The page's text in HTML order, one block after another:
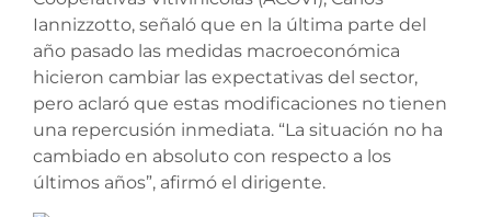
Iannizzotto, señaló que en la última parte del
año pasado las medidas macroeconómica
hicieron cambiar las expectativas del sector,
pero aclaró que estas modificaciones no tienen
una repercusión inmediata. “La situación no ha
cambiado en absoluto con respecto a los
últimos años”, afirmó el dirigente.